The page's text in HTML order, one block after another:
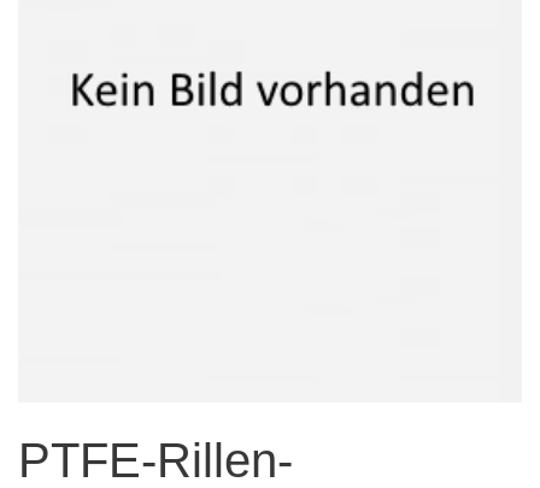
PTFE-Rillen-